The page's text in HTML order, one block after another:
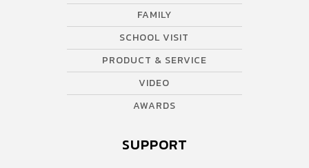
FAMILY
SCHOOL VISIT
PRODUCT & SERVICE
VIDEO
AWARDS
SUPPORT